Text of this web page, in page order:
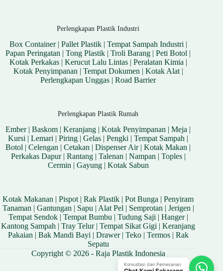
Perlengkapan Plastik Industri
Box Container| Pallet Plastik| Tempat Sampah Industri |
Papan Peringatan |Tong Plastik |Troli Barang |Peti Botol |
Kotak Perkakas| Kerucut Lalu Lintas| Peralatan Kimia |
Kotak Penyimpanan | Tempat Dokumen | Kotak Alat|
Perlengkapan Unggas |Road Barrier
Perlengkapan Plastik Rumah
Ember|Baskom |Keranjang |Kotak Penyimpanan |Meja |
Kursi |Lemari |Piring |Gelas |Pengki |Tempat Sampah |
Botol |Celengan |Cetakan |Dispenser Air|Kotak Makan |
Perkakas Dapur| Rantang| Talenan| Nampan| Toples|
Cermin| Gayung| Kotak Sabun
Kotak Makanan |Pispot|Rak Plastik |Pot Bunga |Penyiram
Tanaman| Gantungan| Sapu| Alat Pel| Semprotan| Jerigen|
Tempat Sendok| Tempat Bumbu| Tudung Saji| Hanger|
Kantong Sampah |Tray Telur|Tempat Sikat Gigi |Keranjang
Pakaian| Bak Mandi Bayi| Drawer| Teko| Termos| Rak
Sepatu
Copyright © 2026 - Raja Plastik Indonesia
Konsultasi dan Pemesanan